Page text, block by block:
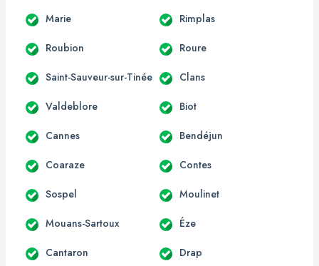
Marie Rimplas
Roubion Roure
Saint-Sauveur-sur-Tinée Clans
Valdeblore Biot
Cannes Bendéjun
Coaraze Contes
Sospel Moulinet
Mouans-Sartoux Éze
Cantaron Drap